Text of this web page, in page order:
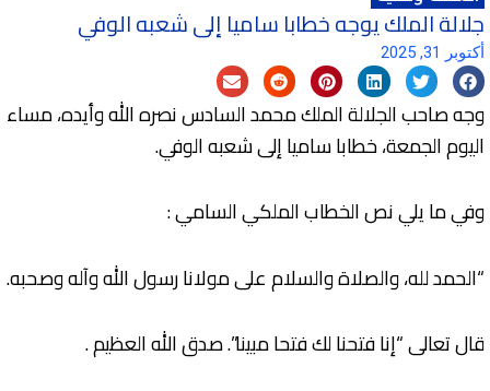
جلالة الملك يوجه خطابا ساميا إلى شعبه الوفي
أكتوبر 31, 2025
وجه صاحب الجلالة الملك محمد السادس نصره الله وأيده، مساء
اليوم الجمعة، خطابا ساميا إلى شعبه الوفي.
وفي ما يلي نص الخطاب الملكي السامي :
“الحمد لله، والصلاة والسلام على مولانا رسول الله وآله وصحبه.
قال تعالى “إنا فتحنا لك فتحا مبينا”. صدق الله العظيم .